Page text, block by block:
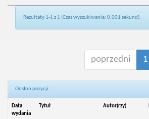
Rezultaty 1-1 z 1 (Czas wyszukiwania: 0.001 sekund).
poprzedni 1
Odsłon pozycji:
Data
wydania
Tytuł Autor(rzy)